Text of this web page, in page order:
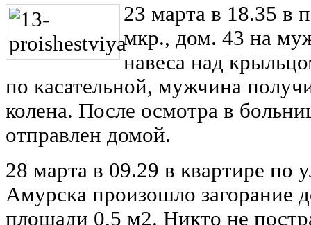
23 марта в 18.35 в
мкр., дом. 43 на
навеса над
по касательной, мужчина
колена. После осмотра в
отправлен домой.
28 марта в 09.29 в квартире по
Амурска произошло загорание
площади 0,5 м2. Никто не